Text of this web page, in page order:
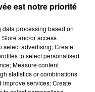
(F/H)
client, entreprise du
est notre priorité
processing based on
and/or access
select advertising; Create
to select personalised
Measure content
statistics or combinations
improve services; Create